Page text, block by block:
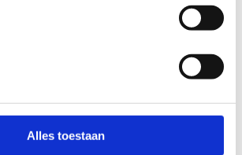
Alles toestaan